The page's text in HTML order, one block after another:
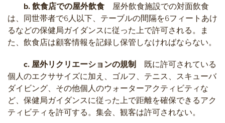
b. 飲食店での屋外飲食 屋外飲食施設での対面飲食
は、同世帯者で6人以下、テーブルの間隔を6フィートあけ
るなどの保健局ガイダンスに従った上で許可される。ま
た、飲食店は顧客情報を記録し保管しなければならない。
c. 屋外リクリエーションの規制 既に許可されている
個人のエクササイズに加え、ゴルフ、テニス、スキューバ
ダイビング、その他個人のウォーターアクティビティな
ど、保健局ガイダンスに従った上で距離を確保できるアク
ティビティを許可する。集会、観客は許可されない。